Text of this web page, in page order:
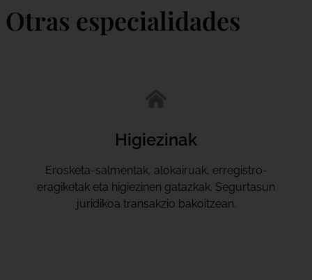
Otras especialidades
Higiezinak
Erosketa-salmentak, alokairuak, erregistro-
eragiketak eta higiezinen gatazkak. Segurtasun
juridikoa transakzio bakoitzean.